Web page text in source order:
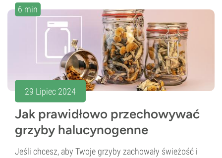
6 min
29 Lipiec 2024
Jak prawidłowo przechowywać
grzyby halucynogenne
Jeśli chcesz, aby Twoje grzyby zachowały świeżość i